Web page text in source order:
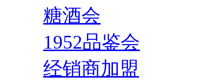
糖酒会
1952品鉴会
经销商加盟